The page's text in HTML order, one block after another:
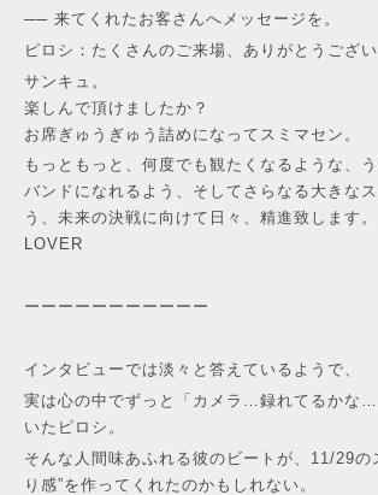
── 来てくれたお客さんへメッセージを。
ピロシ：たくさんのご来場、ありがとうござい
サンキュ。
楽しんで頂けましたか？
お席ぎゅうぎゅう詰めになってスミマセン。
もっともっと、何度でも観たくなるような、
バンドになれるよう、そしてさらなる大きな
う、未来の決戦に向けて日々、精進致します。
LOVER
ーーーーーーーーーーー
インタビューでは淡々と答えているようで、
実は心の中でずっと「カメラ…録れてるかな…
いたピロシ。
そんな人間味あふれる彼のビートが、11/29の
り感”を作ってくれたのかもしれない。